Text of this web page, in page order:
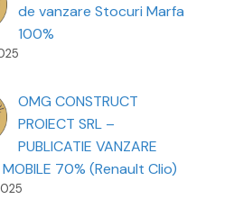
de vanzare Stocuri Marfa
100%
OMG CONSTRUCT
PROIECT SRL –
PUBLICATIE VANZARE
MOBILE 70% (Renault Clio)